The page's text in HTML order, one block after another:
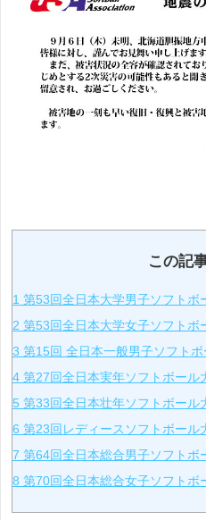
この記
1 第53回全日本大学男子ソフトボ
2 第53回全日本大学女子ソフトボ
3 第15回 全日本一般男子ソフト
4 第27回全日本実年ソフトボール
5 第33回全日本壮年ソフトボール
6 第23回レディースソフトボール
7 第64回全日本総合男子ソフトボ
8 第70回全日本総合女子ソフトボ